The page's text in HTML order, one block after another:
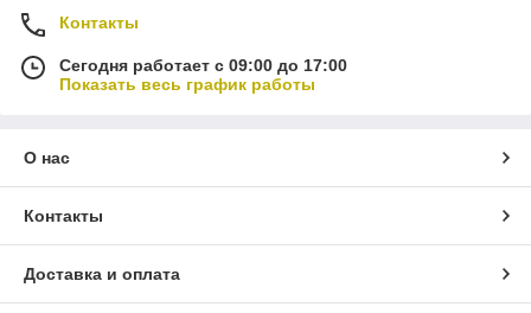
Контакты
Сегодня работает с 09:00 до 17:00
Показать весь график работы
О нас
Контакты
Доставка и оплата